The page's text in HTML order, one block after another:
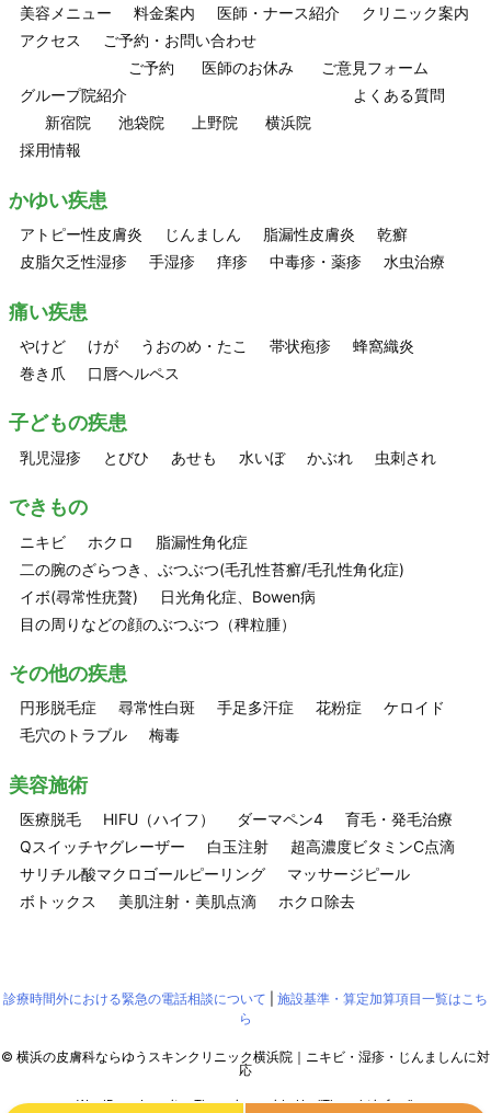
美容メニュー
料金案内 医師・ナース紹介
クリニック案内
アクセス
ご予約・お問い合わせ
ご予約
医師のお休み
ご意見フォーム
グループ院紹介
新宿院
池袋院 上野院 横浜院
よくある質問
採用情報
かゆい疾患
アトピー性皮膚炎 じんましん 脂漏性皮膚炎
乾癬
皮脂欠乏性湿疹
手湿疹 痒疹 中毒疹・薬疹 水虫治療
痛い疾患
やけど けが うおのめ・たこ 帯状疱疹
蜂窩織炎
巻き爪
口唇ヘルペス
子どもの疾患
乳児湿疹 とびひ あせも 水いぼ かぶれ 虫刺され
できもの
ニキビ ホクロ
脂漏性角化症
二の腕のざらつき、ぶつぶつ(毛孔性苔癬/毛孔性角化症)
イボ(尋常性疣贅)
日光角化症、Bowen病
目の周りなどの顔のぶつぶつ（稗粒腫）
その他の疾患
円形脱毛症 尋常性白斑 手足多汗症 花粉症
ケロイド
毛穴のトラブル
梅毒
美容施術
医療脱毛 HIFU（ハイフ） ダーマペン4
育毛・発毛治療
Qスイッチヤグレーザー
白玉注射
超高濃度ビタミンC点滴
サリチル酸マクロゴールピーリング
マッサージピール
ボトックス
美肌注射・美肌点滴 ホクロ除去
診療時間外における緊急の電話相談について
施設基準・算定加算項目一覧はこち
ら
© 横浜の皮膚科ならゆうスキンクリニック横浜院｜ニキビ・湿疹・じんましんに対
応
WordPress Luxeritas Theme is provided by "Thought is free".